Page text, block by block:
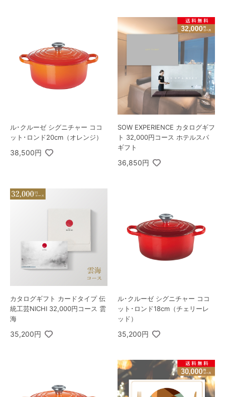
ル･クルーゼ シグニチャー ココ
ット･ロンド20cm（オレンジ）
38,500円
SOW EXPERIENCE カタログギフ
ト 32,000円コース ホテルスパ
ギフト
36,850円
カタログギフト カードタイプ 伝
統工芸NICHI 32,000円コース 雲
海
35,200円
ル･クルーゼ シグニチャー ココ
ット･ロンド18cm（チェリーレ
ッド）
35,200円